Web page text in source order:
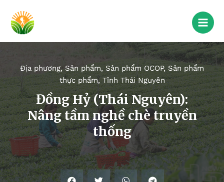
Địa phương, Sản phẩm, Sản phẩm OCOP, Sản phẩm
thực phẩm, Tỉnh Thái Nguyên
Đồng Hỷ (Thái Nguyên):
Nâng tầm nghề chè truyền
thống